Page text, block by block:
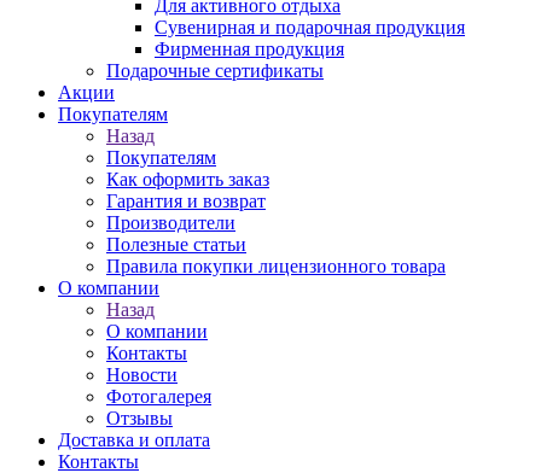
Для активного отдыха
Сувенирная и подарочная продукция
Фирменная продукция
Подарочные сертификаты
Акции
Покупателям
Назад
Покупателям
Как оформить заказ
Гарантия и возврат
Производители
Полезные статьи
Правила покупки лицензионного товара
О компании
Назад
О компании
Контакты
Новости
Фотогалерея
Отзывы
Доставка и оплата
Контакты